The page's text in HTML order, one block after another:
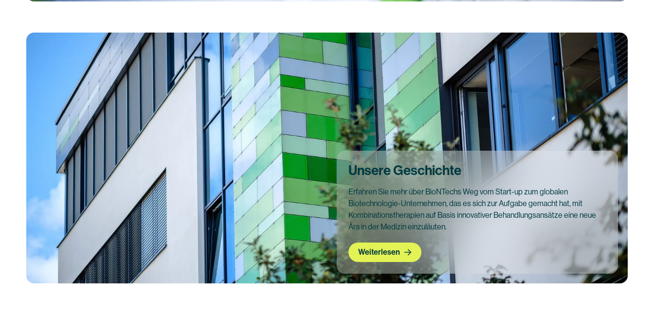
Unsere Geschichte
Erfahren Sie mehr über BioNTechs Weg vom Start-up zum globalen
Biotechnologie-Unternehmen, das es sich zur Aufgabe gemacht hat, mit
Kombinationstherapien auf Basis innovativer Behandlungsansätze eine neue
Ära in der Medizin einzuläuten.
Weiterlesen